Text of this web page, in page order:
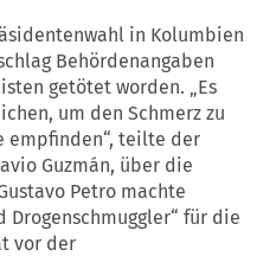
in Kolumbien
Behördenangaben
getötet worden. „Es
um den Schmerz zu
empfinden“, teilte der
Guzmán, über die
Petro machte
Drogenschmuggler“ für die
vor der